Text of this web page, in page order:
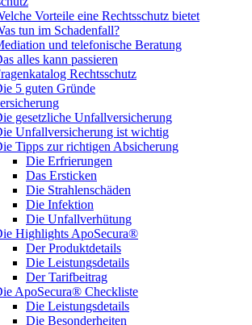
Vorteile eine Rechtsschutz bietet
tun im Schadenfall?
und telefonische Beratung
alles kann passieren
Rechtsschutz
5 guten Gründe
gesetzliche Unfallversicherung
Unfallversicherung ist wichtig
Tipps zur richtigen Absicherung
Die Erfrierungen
Das Ersticken
Die Strahlenschäden
Die Infektion
Die Unfallverhütung
Highlights ApoSecura®
Der Produktdetails
Die Leistungsdetails
Der Tarifbeitrag
ApoSecura® Checkliste
Die Leistungsdetails
Die Besonderheiten